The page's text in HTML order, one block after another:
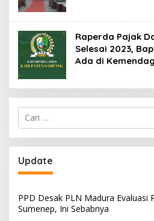
Raperda Pajak
Selesai 2023,
Ada di
Cari
untuk:
Update
PPD Desak PLN Madura Evaluasi
Sumenep, Ini Sebabnya